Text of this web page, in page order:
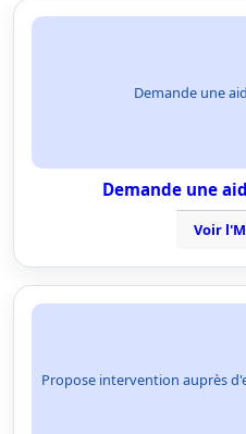
Demande une
Demande une
Voir
Propose intervention auprès